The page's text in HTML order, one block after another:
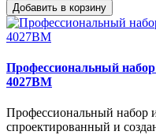
Добавить в корзину
Профессиональный
4027BM
Профессиональный набор
спроектированный и